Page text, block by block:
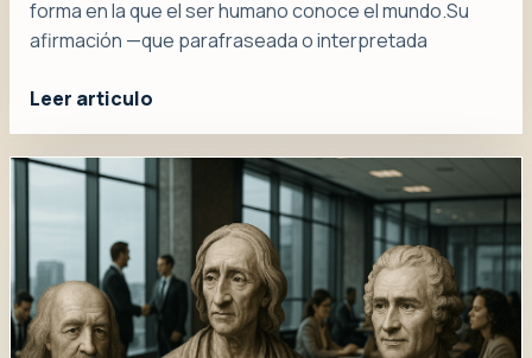
forma en la que el ser humano conoce el mundo.Su
afirmación —que parafraseada o interpretada
Leer articulo